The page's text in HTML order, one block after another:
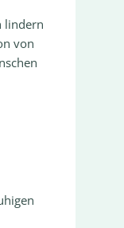
lindern
von